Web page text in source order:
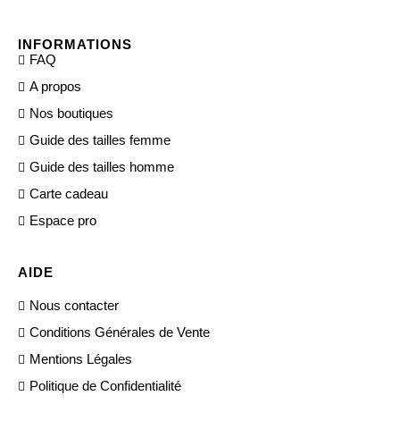
INFORMATIONS
FAQ
A propos
Nos boutiques
Guide des tailles femme
Guide des tailles homme
Carte cadeau
Espace pro
AIDE
Nous contacter
Conditions Générales de Vente
Mentions Légales
Politique de Confidentialité